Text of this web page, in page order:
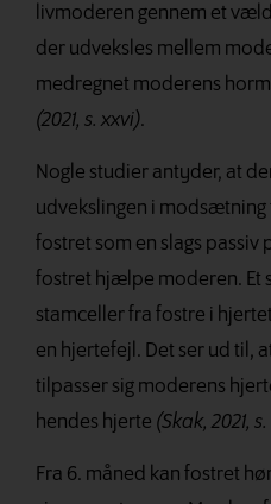
livmoderen gennem et
der udveksles mellem
medregnet moderens
(2021, s. xxvi).
Nogle studier antyder, at
udvekslingen i modsætning
fostret som en slags
fostret hjælpe moderen. Et
stamceller fra fostre i
en hjertefejl. Det ser ud til,
tilpasser sig moderens
hendes hjerte (Skak, 2021, s.
Fra 6. måned kan fostret